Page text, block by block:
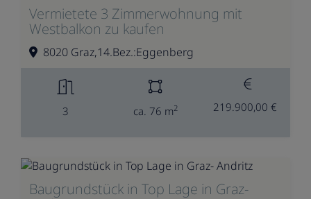
Vermietete 3 Zimmerwohnung mit
Westbalkon zu kaufen
8020 Graz,14.Bez.:Eggenberg
3 ca. 76 m2 219.900,00 €
Baugrundstück in Top Lage in Graz-